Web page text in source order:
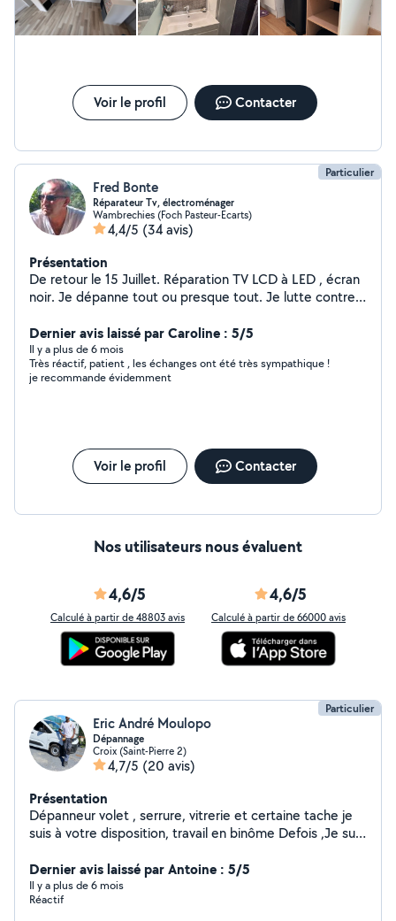
Voir le profil Contacter
Particulier
Fred Bonte
Réparateur Tv, électroménager
Wambrechies (Foch Pasteur-Ecarts)
4,4/5 (34 avis)
Présentation
De retour le 15 Juillet. Réparation TV LCD à LED , écran
noir. Je dépanne tout ou presque tout. Je lutte contre
Tablette, Petit et moyen électroménager. Pompe à
bière, Senséo et machine café-broyeur, Thermomix,
Kitchenaid..... ton sèche cheveux adoré, Carte
électronique, Flipper, Juke-box, Jeux de Lumière Dj.
Dernier avis laissé par Caroline : 5/5
Il y a plus de 6 mois
Très réactif, patient , les échanges ont été très sympathique !
je recommande évidemment
Voir le profil Contacter
Nos utilisateurs nous évaluent
4,6/5
Calculé à partir de 48803 avis
4,6/5
Calculé à partir de 66000 avis
Particulier
Eric André Moulopo
Dépannage
Croix (Saint-Pierre 2)
4,7/5 (20 avis)
Présentation
Dépanneur volet , serrure, vitrerie et certaine tache je
suis à votre disposition, travail en binôme Defois ,Je suis
domaine qui est aussi Mon métier ,ici pour arrondir les
fins de mois et rendre service
Dernier avis laissé par Antoine : 5/5
Il y a plus de 6 mois
Réactif